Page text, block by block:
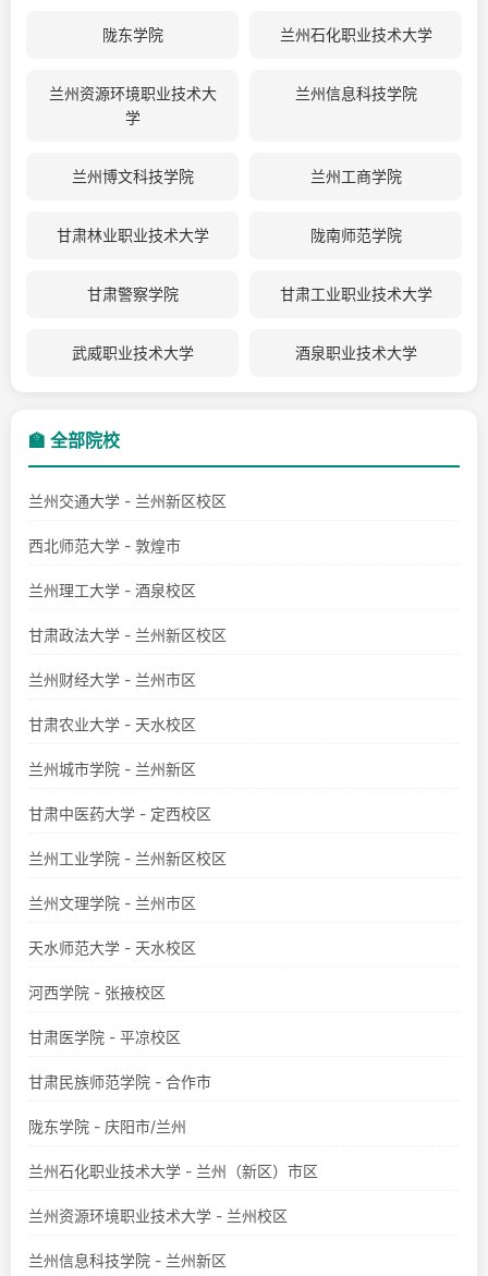
陇东学院 兰州石化职业技术大学
兰州资源环境职业技术大
学
兰州信息科技学院
兰州博文科技学院 兰州工商学院
甘肃林业职业技术大学 陇南师范学院
甘肃警察学院 甘肃工业职业技术大学
武威职业技术大学 酒泉职业技术大学
🏫 全部院校
兰州交通大学 - 兰州新区校区
西北师范大学 - 敦煌市
兰州理工大学 - 酒泉校区
甘肃政法大学 - 兰州新区校区
兰州财经大学 - 兰州市区
甘肃农业大学 - 天水校区
兰州城市学院 - 兰州新区
甘肃中医药大学 - 定西校区
兰州工业学院 - 兰州新区校区
兰州文理学院 - 兰州市区
天水师范大学 - 天水校区
河西学院 - 张掖校区
甘肃医学院 - 平凉校区
甘肃民族师范学院 - 合作市
陇东学院 - 庆阳市/兰州
兰州石化职业技术大学 - 兰州（新区）市区
兰州资源环境职业技术大学 - 兰州校区
兰州信息科技学院 - 兰州新区